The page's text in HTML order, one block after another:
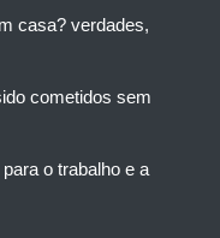
casa? verdades,
cometidos sem
o trabalho e a